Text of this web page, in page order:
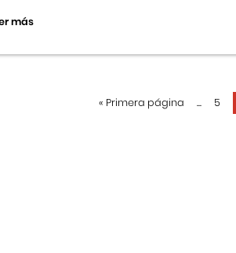
más
« Primera página ... 5